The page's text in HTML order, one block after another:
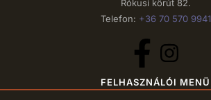
Rókusi körút 82.
Telefon: +36 70 570 9941
FELHASZNÁLÓI MENÜ